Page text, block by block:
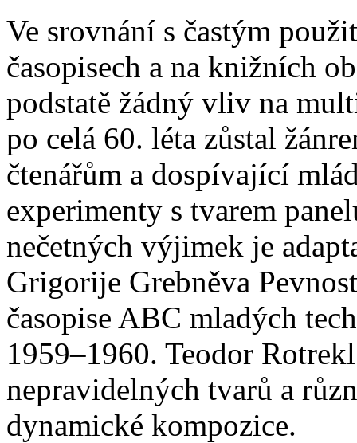
Ve srovnání s častým
časopisech a na knižních
podstatě žádný vliv na
po celá 60. léta zůstal
čtenářům a dospívající
experimenty s tvarem
nečetných výjimek je
Grigorije Grebněva
časopise ABC mladých
1959–1960. Teodor
nepravidelných tvarů a
dynamické kompozice.